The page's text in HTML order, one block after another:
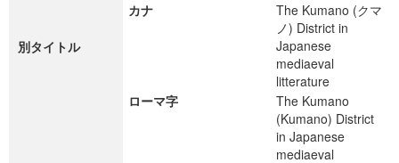
別タイトル
カナ
The Kumano (クマ
ノ) District in
Japanese
mediaeval
litterature
ローマ字
The Kumano
(Kumano) District
in Japanese
mediaeval